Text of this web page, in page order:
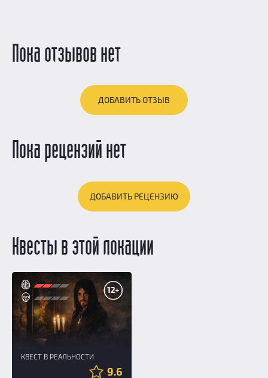
Пока отзывов нет
ДОБАВИТЬ ОТЗЫВ
Пока рецензий нет
ДОБАВИТЬ РЕЦЕНЗИЮ
Квесты в этой локации
12+
КВЕСТ В РЕАЛЬНОСТИ
9.6